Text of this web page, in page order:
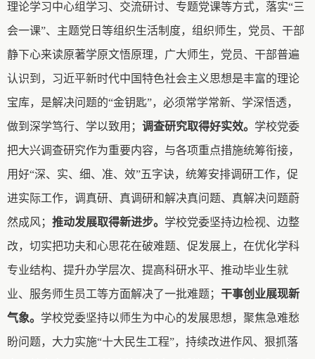
理论学习中心组 学习、交流研讨、专题党课等方式，落实“三
会一课”、主题党日等组织生活制度，组织师生，党员、干部
静下心来读原著学原文悟原理，广大师生，党员、干部普遍
认识到，习近平新时代中国特色社会主义思想是丰富的理论
宝库，是解决问题的“金钥匙”，必须常学常新、学深悟透，
做到深学笃行、学以致用； 调查研究取得好实效。 学校党委
把大兴调查研究作为重要内容，与各项重点措施统筹衔接，
用好“深、实、细、准、效”五字诀，统筹安排调研工作，促
进实际工作，调真研、真调研和解决真问题、真解决问题蔚
然成风； 推动发展取得新进步。 学校党委坚持边检视、边整
改，切实把功夫和心思花在破难题、促发展上，在优化学科
专业结构、提升办学层次、提高科研水平、推动毕业生就
业、服务师生员工等方面解决了一批难题； 干事创业展现新
气象。 学校党委坚持以师生为中心的发展思想，聚焦急难愁
盼问题，大力实施“十大民生工程”，持续改进作风、狠抓落